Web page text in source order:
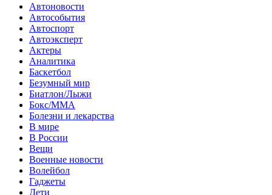
Автоновости
Автособытия
Автоспорт
Автоэксперт
Актеры
Аналитика
Баскетбол
Безумный мир
Биатлон/Лыжи
Бокс/MMA
Болезни и лекарства
В мире
В России
Вещи
Военные новости
Волейбол
Гаджеты
Дети